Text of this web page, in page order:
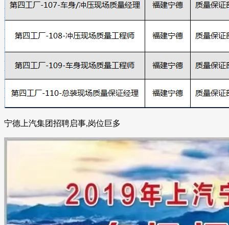
宁德上汽集团招聘启事,岗位巨多